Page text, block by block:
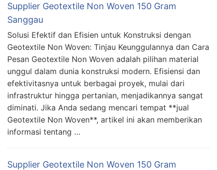
Supplier Geotextile Non Woven 150 Gram
Sanggau
Solusi Efektif dan Efisien untuk Konstruksi dengan
Geotextile Non Woven: Tinjau Keunggulannya dan Cara
Pesan Geotextile Non Woven adalah pilihan material
unggul dalam dunia konstruksi modern. Efisiensi dan
efektivitasnya untuk berbagai proyek, mulai dari
infrastruktur hingga pertanian, menjadikannya sangat
diminati. Jika Anda sedang mencari tempat **jual
Geotextile Non Woven**, artikel ini akan memberikan
informasi tentang …
Supplier Geotextile Non Woven 150 Gram